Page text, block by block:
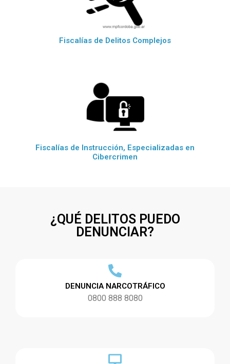
Fiscalías de Delitos Complejos
Fiscalías de Instrucción, Especializadas en
Cibercrimen
¿QUÉ DELITOS PUEDO
DENUNCIAR?
DENUNCIA NARCOTRÁFICO
0800 888 8080